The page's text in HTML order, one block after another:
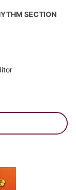
SECTION